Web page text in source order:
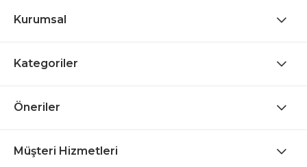
Kurumsal
Kategoriler
Öneriler
Müşteri Hizmetleri